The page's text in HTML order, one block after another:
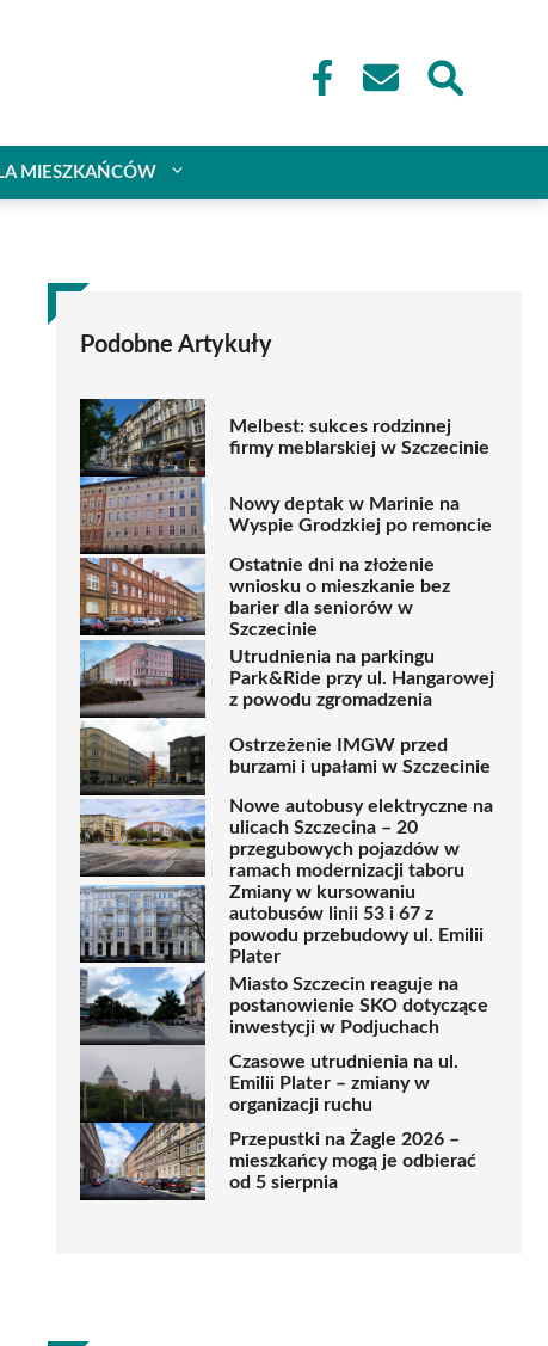
MIESZKAŃCÓW
Podobne Artykuły
Melbest: sukces rodzinnej
firmy meblarskiej w Szczecinie
Nowy deptak w Marinie na
Wyspie Grodzkiej po remoncie
Ostatnie dni na złożenie
wniosku o mieszkanie bez
barier dla seniorów w
Szczecinie
Utrudnienia na parkingu
Park&Ride przy ul. Hangarowej
z powodu zgromadzenia
Ostrzeżenie IMGW przed
burzami i upałami w Szczecinie
Nowe autobusy elektryczne na
ulicach Szczecina – 20
przegubowych pojazdów w
ramach modernizacji taboru
Zmiany w kursowaniu
autobusów linii 53 i 67 z
powodu przebudowy ul. Emilii
Plater
Miasto Szczecin reaguje na
postanowienie SKO dotyczące
inwestycji w Podjuchach
Czasowe utrudnienia na ul.
Emilii Plater – zmiany w
organizacji ruchu
Przepustki na Żagle 2026 –
mieszkańcy mogą je odbierać
od 5 sierpnia